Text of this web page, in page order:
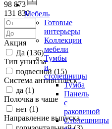
Мебель
Готовые
интерьеры
Коллекции
мебели
Тумбы
и
столешницы
Тумба
Панель
с
раковиной
Столешницы
98 873
131 830
Акция
Да (136)
Тип унитаза
подвесной (15)
Система антивсплеск
да (1)
Полочка в чаше
нет (1)
Направление выпуска